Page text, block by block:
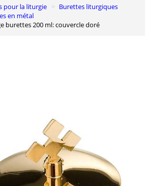
pour la liturgie
Burettes liturgiques
en métal
burettes 200 ml: couvercle doré